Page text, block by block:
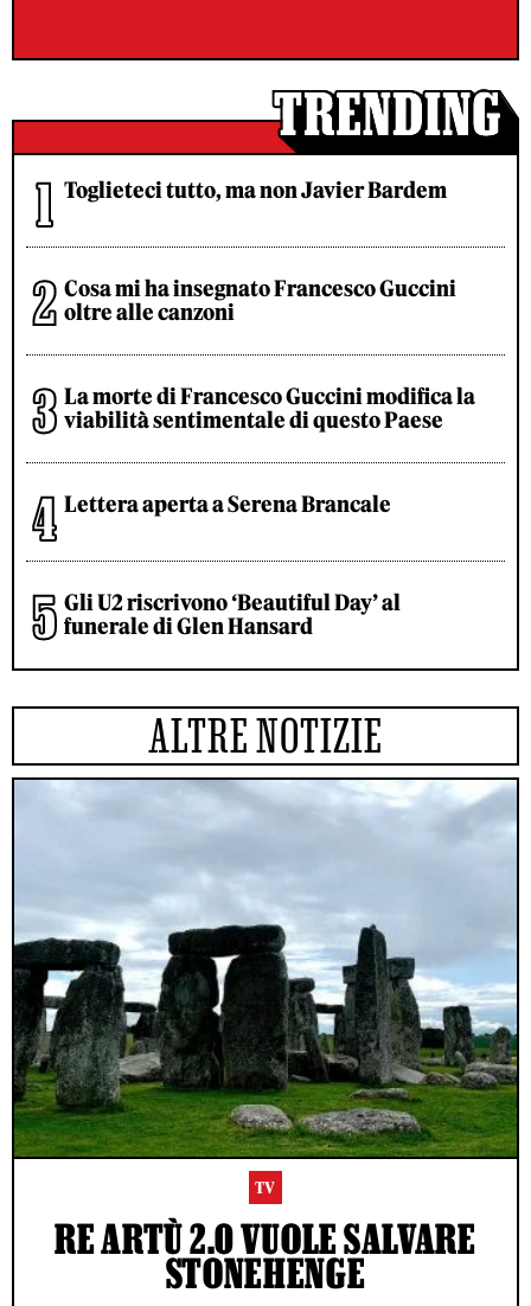
Toglieteci tutto, ma non Javier Bardem
Cosa mi ha insegnato Francesco Guccini
oltre alle canzoni
La morte di Francesco Guccini modifica la
viabilità sentimentale di questo Paese
Lettera aperta a Serena Brancale
Gli U2 riscrivono ‘Beautiful Day’ al
funerale di Glen Hansard
ALTRE NOTIZIE
TV
RE ARTÙ 2.0 VUOLE SALVARE
STONEHENGE